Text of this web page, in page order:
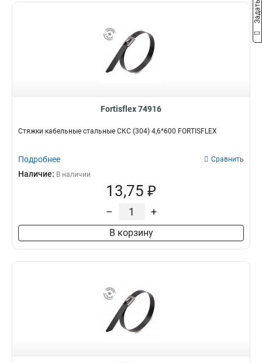
Fortisflex 74916
Стяжки кабельные стальные СКС (304) 4,6*600 FORTISFLEX
Подробнее Сравнить
Наличие: В наличии
13,75 ₽
– +
В корзину